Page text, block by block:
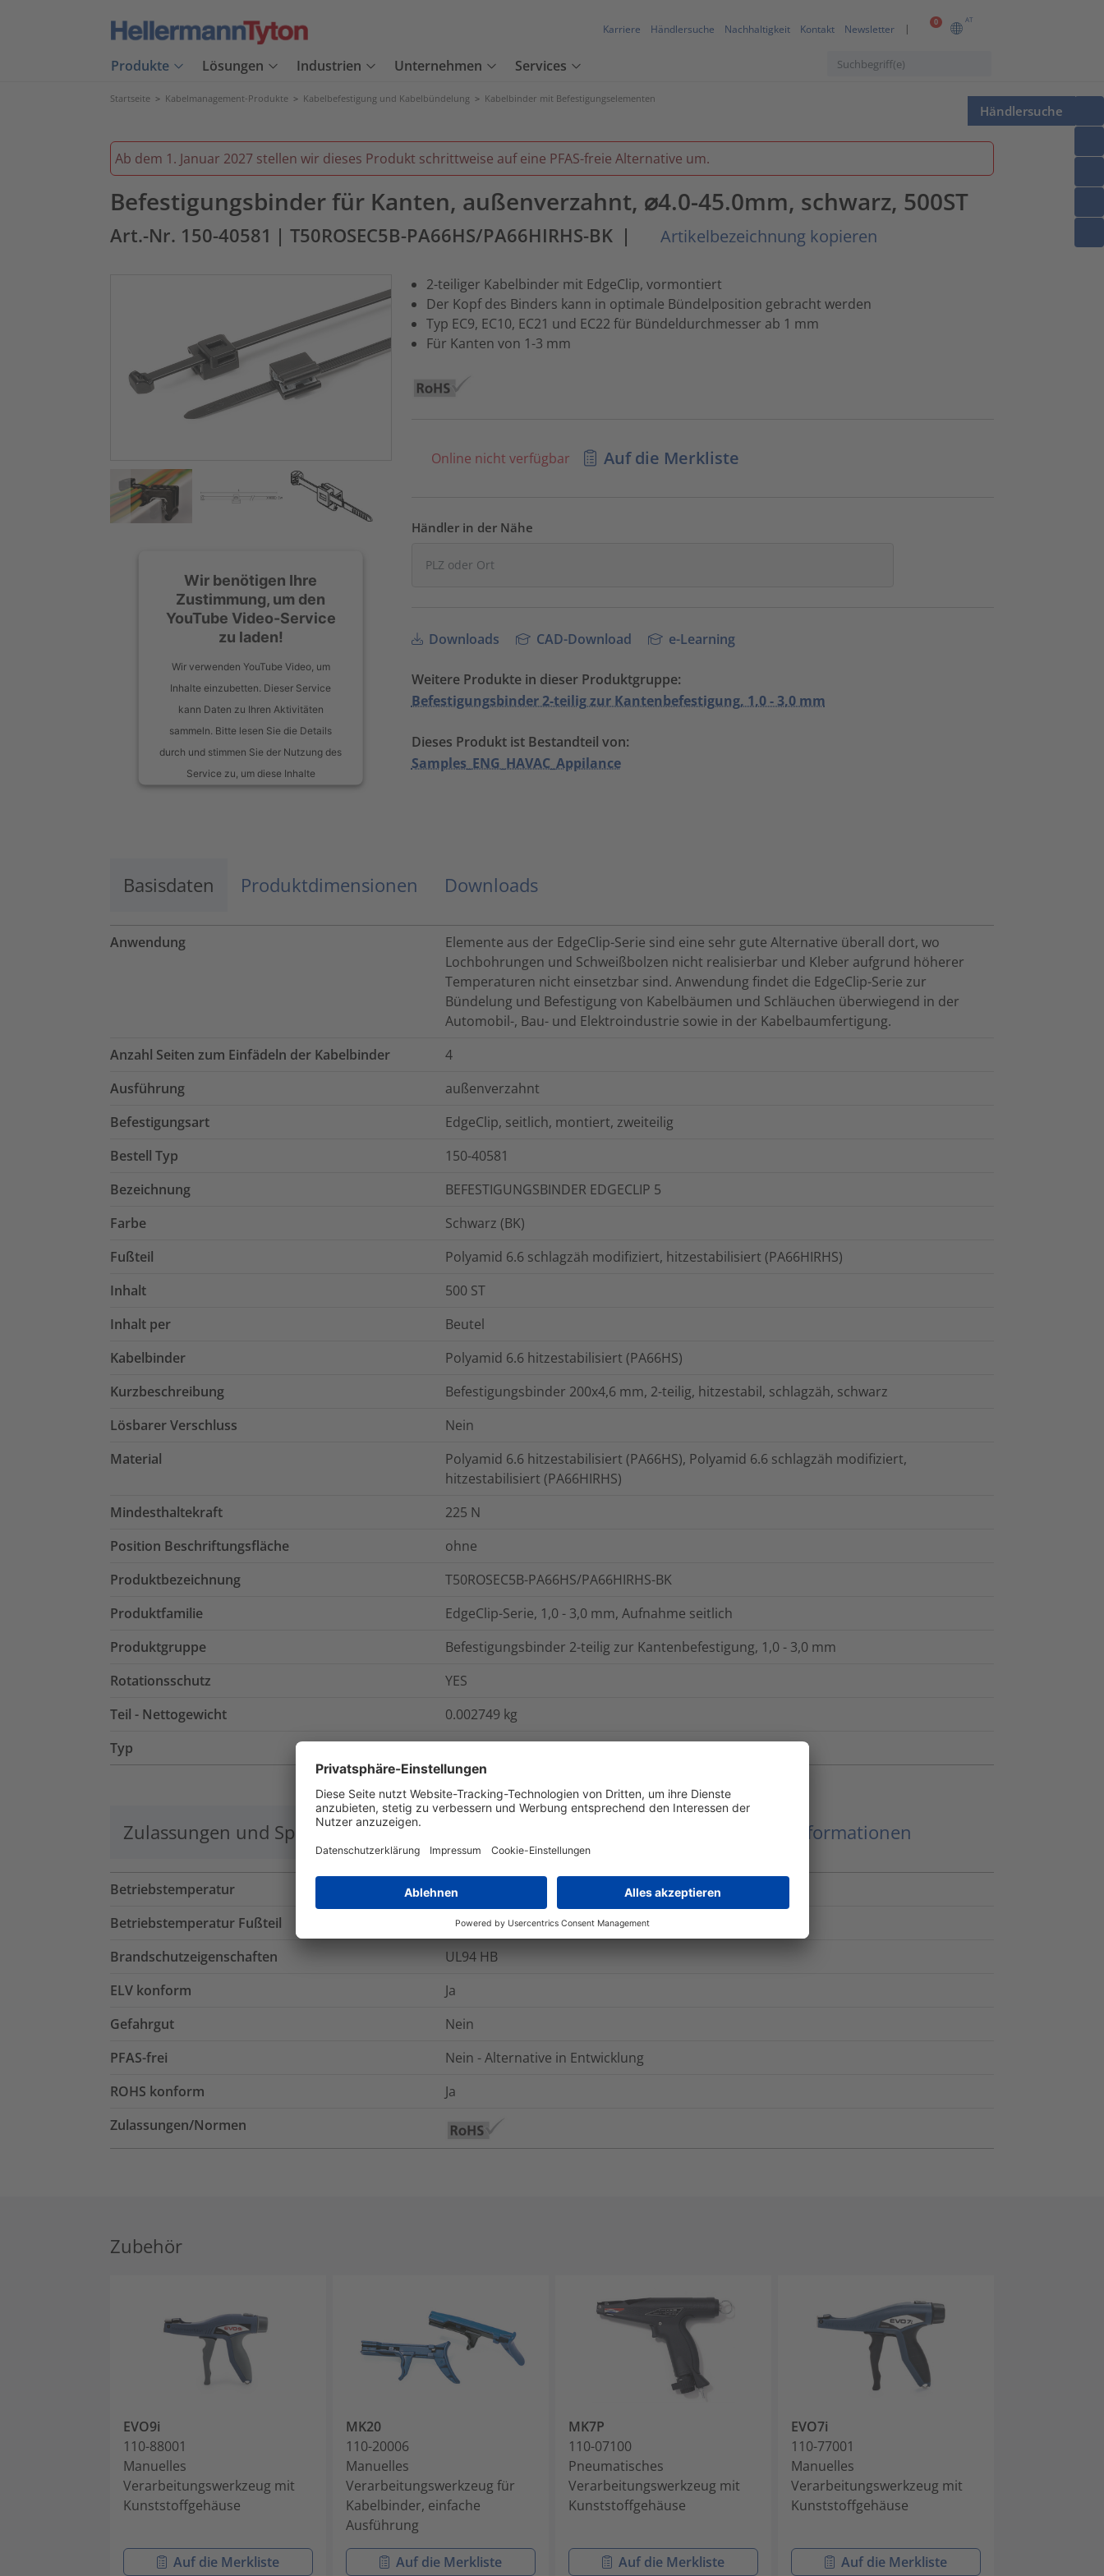
0 AT
Karriere Händlersuche Nachhaltigkeit Kontakt Newsletter
Produkte Lösungen Industrien Unternehmen Services
Händlersuche
Startseite > Kabelmanagement-Produkte > Kabelbefestigung und Kabelbündelung > Kabelbinder mit Befestigungselementen
Ab dem 1. Januar 2027 stellen wir dieses Produkt schrittweise auf eine PFAS-freie Alternative um.
Befestigungsbinder für Kanten, außenverzahnt, ⌀4.0-45.0mm, schwarz, 500ST
Art.-Nr. 150-40581 | T50ROSEC5B-PA66HS/PA66HIRHS-BK | Artikelbezeichnung kopieren
Wir benötigen Ihre
Zustimmung, um den
YouTube Video-Service
zu laden!
Wir verwenden YouTube Video, um
Inhalte einzubetten. Dieser Service
kann Daten zu Ihren Aktivitäten
sammeln. Bitte lesen Sie die Details
durch und stimmen Sie der Nutzung des
Service zu, um diese Inhalte
Akzeptieren
2-teiliger Kabelbinder mit EdgeClip, vormontiert
Der Kopf des Binders kann in optimale Bündelposition gebracht werden
Typ EC9, EC10, EC21 und EC22 für Bündeldurchmesser ab 1 mm
Für Kanten von 1-3 mm
Online nicht verfügbar Auf die Merkliste
Händler in der Nähe
Downloads CAD-Download e-Learning
Weitere Produkte in dieser Produktgruppe:
Befestigungsbinder 2-teilig zur Kantenbefestigung, 1,0 - 3,0 mm
Dieses Produkt ist Bestandteil von:
Samples_ENG_HAVAC_Appilance
Basisdaten Produktdimensionen Downloads
Anwendung
Elemente aus der EdgeClip-Serie sind eine sehr gute Alternative überall dort, wo
Lochbohrungen und Schweißbolzen nicht realisierbar und Kleber aufgrund höherer
Temperaturen nicht einsetzbar sind. Anwendung findet die EdgeClip-Serie zur
Bündelung und Befestigung von Kabelbäumen und Schläuchen überwiegend in der
Automobil-, Bau- und Elektroindustrie sowie in der Kabelbaumfertigung.
Anzahl Seiten zum Einfädeln der Kabelbinder
4
Ausführung
außenverzahnt
Befestigungsart
EdgeClip, seitlich, montiert, zweiteilig
Bestell Typ
150-40581
Bezeichnung
BEFESTIGUNGSBINDER EDGECLIP 5
Farbe
Schwarz (BK)
Fußteil
Polyamid 6.6 schlagzäh modifiziert, hitzestabilisiert (PA66HIRHS)
Inhalt
500 ST
Inhalt per
Beutel
Kabelbinder
Polyamid 6.6 hitzestabilisiert (PA66HS)
Kurzbeschreibung
Befestigungsbinder 200x4,6 mm, 2-teilig, hitzestabil, schlagzäh, schwarz
Lösbarer Verschluss
Nein
Material
Polyamid 6.6 hitzestabilisiert (PA66HS), Polyamid 6.6 schlagzäh modifiziert,
hitzestabilisiert (PA66HIRHS)
Mindesthaltekraft
225 N
Position Beschriftungsfläche
ohne
Produktbezeichnung
T50ROSEC5B-PA66HS/PA66HIRHS-BK
Produktfamilie
EdgeClip-Serie, 1,0 - 3,0 mm, Aufnahme seitlich
Produktgruppe
Befestigungsbinder 2-teilig zur Kantenbefestigung, 1,0 - 3,0 mm
Rotationsschutz
YES
Teil - Nettogewicht
0.002749 kg
Typ
Zulassungen und Spezifikationen Weitere Informationen
Betriebstemperatur
-40 °C bis +105 °C
Betriebstemperatur Fußteil
-40 °C bis +105 °C
Brandschutzeigenschaften
UL94 HB
ELV konform
Ja
Gefahrgut
Nein
PFAS-frei
Nein - Alternative in Entwicklung
ROHS konform
Ja
Zulassungen/Normen
Zubehör
EVO9i
110-88001
Manuelles
Verarbeitungswerkzeug mit
Kunststoffgehäuse
Auf die Merkliste
MK20
110-20006
Manuelles
Verarbeitungswerkzeug für
Kabelbinder, einfache
Ausführung
Auf die Merkliste
MK7P
110-07100
Pneumatisches
Verarbeitungswerkzeug mit
Kunststoffgehäuse
Auf die Merkliste
EVO7i
110-77001
Manuelles
Verarbeitungswerkzeug mit
Kunststoffgehäuse
Auf die Merkliste